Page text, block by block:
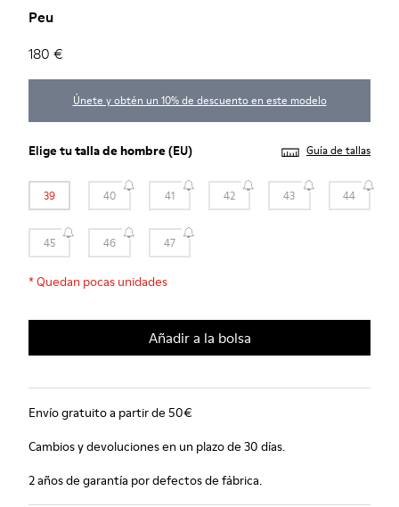
Peu
180 €
Únete y obtén un 10% de descuento en este modelo
Elige tutalla de hombre(EU) Guía de tallas
39 40 41 42 43 44
45 46 47
*Quedan pocas unidades
Añadir a la bolsa
Envío gratuito a partir de 50€
Cambios y devoluciones en un plazo de 30 días.
2 años de garantía por defectos de fábrica.